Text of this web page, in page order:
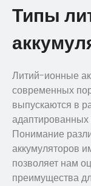
Типы
Литий-ионные
современных
выпускаются в
адаптированных
Понимание
аккумуляторов
позволяет нам
преимущества